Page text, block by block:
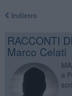
Indietro
RACCONTI
Marco Celati
a